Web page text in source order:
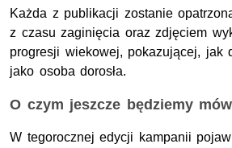
Każda z publikacji zostanie
z czasu zaginięcia oraz zdjęciem
progresji wiekowej, pokazującej, jak
jako osoba dorosła.
O czym jeszcze będziemy
W tegorocznej edycji kampanii